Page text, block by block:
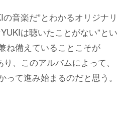
音楽だ”とわかるオリジナリ
は聴いたことがない”とい
ね備えていることこそが
り、このアルバムによって、
て進み始まるのだと思う。